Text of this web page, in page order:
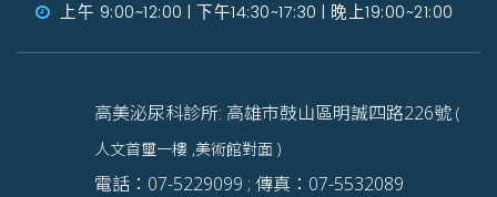
上午 9:00~12:00 | 下午14:30~17:30 | 晚上19:00~21:00
高美泌尿科診所: 高雄市鼓山區明誠四路226號 (
人文首璽一樓 ,美術館對面 )
電話：07-5229099 ; 傳真：07-5532089